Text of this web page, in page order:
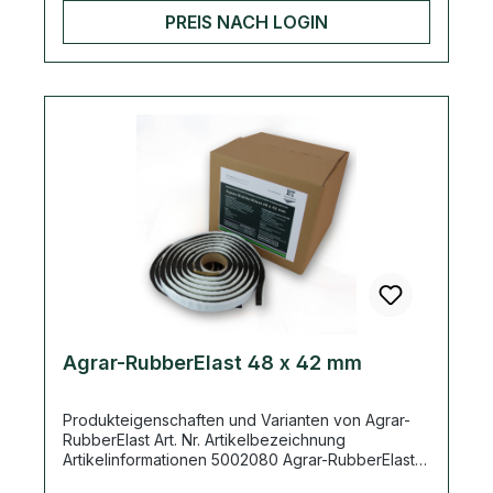
5002083 Agrar-RubberElast 38 x 32 mm 3,20m/
Rolle; 12,80m/ Karton; 576m/ Palette 5002084
PREIS NACH LOGIN
Agrar-RubberElast 48 x 42 mm
Produkteigenschaften und Varianten von Agrar-
RubberElast Art. Nr. Artikelbezeichnung
Artikelinformationen 5002080 Agrar-RubberElast